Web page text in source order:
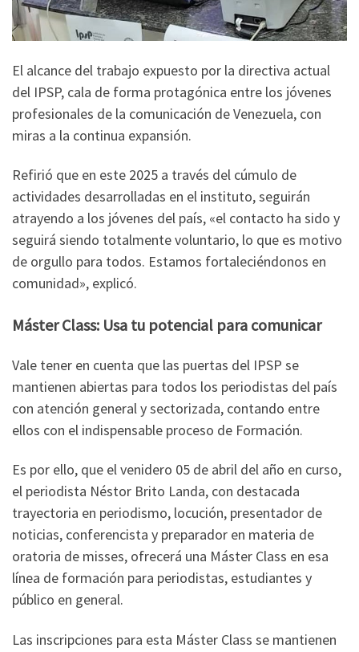
El alcance del trabajo expuesto por la directiva actual
del IPSP, cala de forma protagónica entre los jóvenes
profesionales de la comunicación de Venezuela, con
miras a la continua expansión.
Refirió que en este 2025 a través del cúmulo de
actividades desarrolladas en el instituto, seguirán
atrayendo a los jóvenes del país, «el contacto ha sido y
seguirá siendo totalmente voluntario, lo que es motivo
de orgullo para todos. Estamos fortaleciéndonos en
comunidad», explicó.
Máster Class: Usa tu potencial para comunicar
Vale tener en cuenta que las puertas del IPSP se
mantienen abiertas para todos los periodistas del país
con atención general y sectorizada, contando entre
ellos con el indispensable proceso de Formación.
Es por ello, que el venidero 05 de abril del año en curso,
el periodista Néstor Brito Landa, con destacada
trayectoria en periodismo, locución, presentador de
noticias, conferencista y preparador en materia de
oratoria de misses, ofrecerá una Máster Class en esa
línea de formación para periodistas, estudiantes y
público en general.
Las inscripciones para esta Máster Class se mantienen